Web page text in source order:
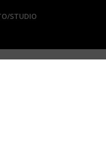
STUDIO